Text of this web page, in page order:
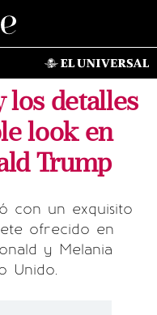
los detalles
look en
Trump
con un exquisito
ofrecido en
y Melania
Unido.